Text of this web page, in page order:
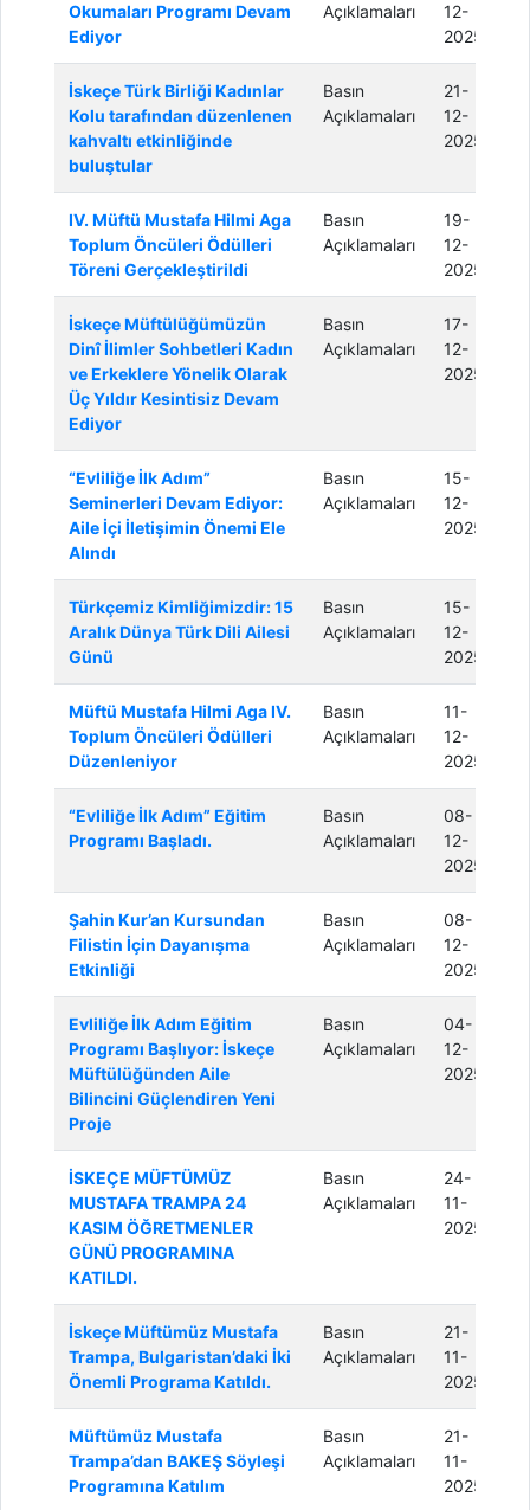
Okumaları Programı Devam
Ediyor
Açıklamaları
12-
2025
İskeçe Türk Birliği Kadınlar
Kolu tarafından düzenlenen
kahvaltı etkinliğinde
buluştular
Basın
Açıklamaları
21-
12-
2025
IV. Müftü Mustafa Hilmi Aga
Toplum Öncüleri Ödülleri
Töreni Gerçekleştirildi
Basın
Açıklamaları
19-
12-
2025
İskeçe Müftülüğümüzün
Dinî İlimler Sohbetleri Kadın
ve Erkeklere Yönelik Olarak
Üç Yıldır Kesintisiz Devam
Ediyor
Basın
Açıklamaları
17-
12-
2025
“Evliliğe İlk Adım”
Seminerleri Devam Ediyor:
Aile İçi İletişimin Önemi Ele
Alındı
Basın
Açıklamaları
15-
12-
2025
Türkçemiz Kimliğimizdir: 15
Aralık Dünya Türk Dili Ailesi
Günü
Basın
Açıklamaları
15-
12-
2025
Müftü Mustafa Hilmi Aga IV.
Toplum Öncüleri Ödülleri
Düzenleniyor
Basın
Açıklamaları
11-
12-
2025
“Evliliğe İlk Adım” Eğitim
Programı Başladı.
Basın
Açıklamaları
08-
12-
2025
Şahin Kur’an Kursundan
Filistin İçin Dayanışma
Etkinliği
Basın
Açıklamaları
08-
12-
2025
Evliliğe İlk Adım Eğitim
Programı Başlıyor: İskeçe
Müftülüğünden Aile
Bilincini Güçlendiren Yeni
Proje
Basın
Açıklamaları
04-
12-
2025
İSKEÇE MÜFTÜMÜZ
MUSTAFA TRAMPA 24
KASIM ÖĞRETMENLER
GÜNÜ PROGRAMINA
KATILDI.
Basın
Açıklamaları
24-
11-
2025
İskeçe Müftümüz Mustafa
Trampa, Bulgaristan’daki İki
Önemli Programa Katıldı.
Basın
Açıklamaları
21-
11-
2025
Müftümüz Mustafa
Trampa’dan BAKEŞ Söyleşi
Programına Katılım
Basın
Açıklamaları
21-
11-
2025